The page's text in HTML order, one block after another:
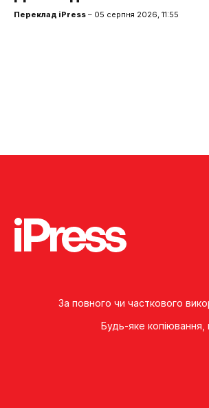
Переклад iPress – 05 серпня 2026, 11:55
За повного чи часткового
Будь-яке копiювання,